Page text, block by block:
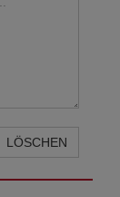
LÖSCHEN